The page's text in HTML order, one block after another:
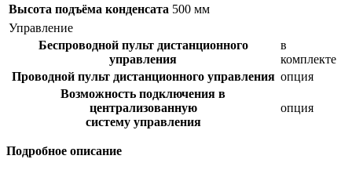
Высота подъёма конденсата 500 мм
Управление
Беспроводной пульт дистанционного
управления
в
комплекте
Проводной пульт дистанционного управления опция
Возможность подключения в
централизованную
систему управления
опция
Подробное описание